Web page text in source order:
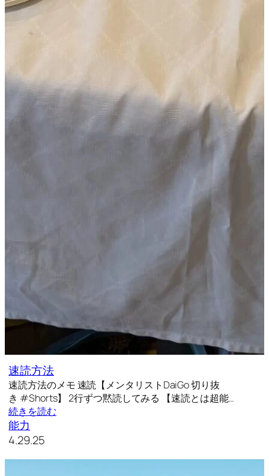
速読方法
速読方法のメモ 速読【メンタリストDaiGo 切り抜
き #Shorts】 2行ずつ黙読してみる 【速読とは超能…
続きを読む
能力
4.29.25